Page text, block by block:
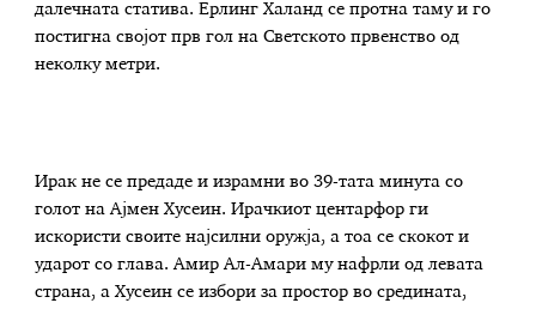
далечната статива. Ерлинг Халанд се протна таму и го
постигна својот прв гол на Светското првенство од
неколку метри.
Ирак не се предаде и израмни во 39-тата минута со
голот на Ајмен Хусеин. Ирачкиот центарфор ги
искористи своите најсилни оружја, а тоа се скокот и
ударот со глава. Амир Ал-Амари му нафрли од левата
страна, а Хусеин се избори за простор во средината,